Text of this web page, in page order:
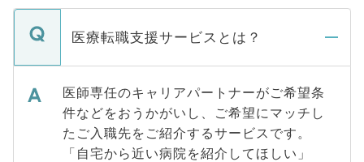
医療転職支援サービスとは？
医師専任のキャリアパートナーがご希望条
件などをおうかがいし、ご希望にマッチし
たご入職先をご紹介するサービスです。
「自宅から近い病院を紹介してほしい」